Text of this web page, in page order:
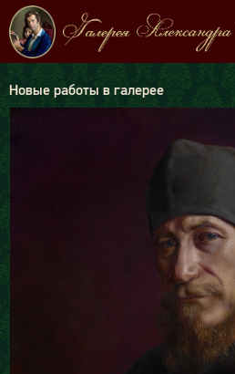
Новые работы в галерее